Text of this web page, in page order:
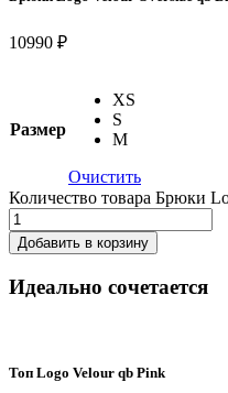
10990 ₽
Размер
XS
S
M
Очистить
Количество товара Брюки
Добавить в корзину
Идеально сочетается
Топ Logo Velour qb Pink